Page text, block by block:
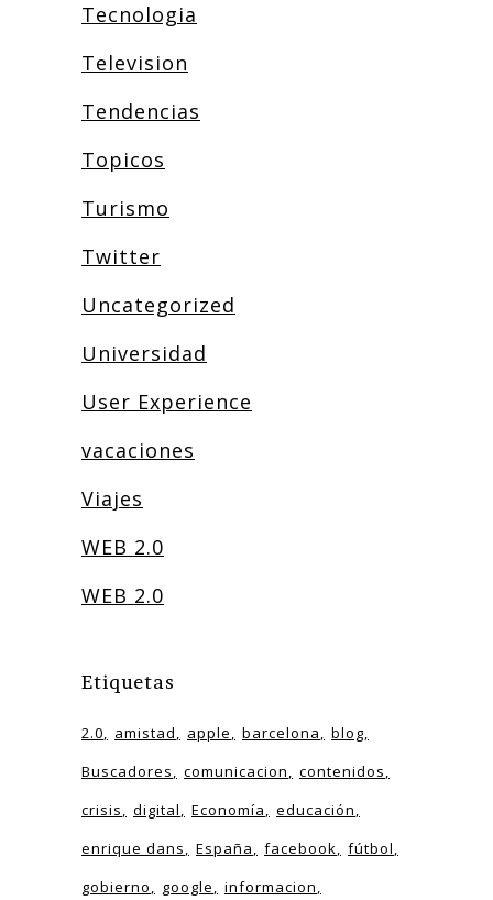
Tecnologia
Television
Tendencias
Topicos
Turismo
Twitter
Uncategorized
Universidad
User Experience
vacaciones
Viajes
WEB 2.0
WEB 2.0
Etiquetas
2.0 amistad apple barcelona
blog
Buscadores
comunicacion
contenidos
crisis
digital Economía
educación
enrique dans
España facebook
fútbol
gobierno
google
informacion